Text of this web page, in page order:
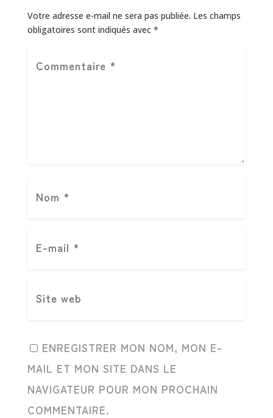
Votre adresse e-mail ne sera pas publiée. Les champs
obligatoires sont indiqués avec *
ENREGISTRER MON NOM, MON E-
MAIL ET MON SITE DANS LE
NAVIGATEUR POUR MON PROCHAIN
COMMENTAIRE.